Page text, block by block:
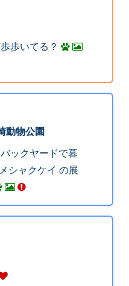
歩いてる？
動物公園
ックヤードで暮
シャクケイ の展